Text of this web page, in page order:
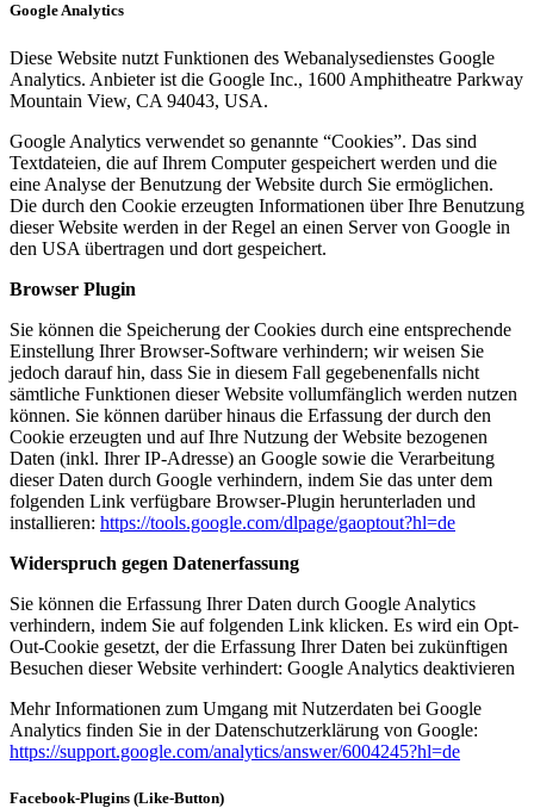
Google Analytics
Diese Website nutzt Funktionen des Webanalysedienstes Google
Analytics. Anbieter ist die Google Inc., 1600 Amphitheatre Parkway
Mountain View, CA 94043, USA.
Google Analytics verwendet so genannte “Cookies”. Das sind
Textdateien, die auf Ihrem Computer gespeichert werden und die
eine Analyse der Benutzung der Website durch Sie ermöglichen.
Die durch den Cookie erzeugten Informationen über Ihre Benutzung
dieser Website werden in der Regel an einen Server von Google in
den USA übertragen und dort gespeichert.
Browser Plugin
Sie können die Speicherung der Cookies durch eine entsprechende
Einstellung Ihrer Browser-Software verhindern; wir weisen Sie
jedoch darauf hin, dass Sie in diesem Fall gegebenenfalls nicht
sämtliche Funktionen dieser Website vollumfänglich werden nutzen
können. Sie können darüber hinaus die Erfassung der durch den
Cookie erzeugten und auf Ihre Nutzung der Website bezogenen
Daten (inkl. Ihrer IP-Adresse) an Google sowie die Verarbeitung
dieser Daten durch Google verhindern, indem Sie das unter dem
folgenden Link verfügbare Browser-Plugin herunterladen und
installieren: https://tools.google.com/dlpage/gaoptout?hl=de
Widerspruch gegen Datenerfassung
Sie können die Erfassung Ihrer Daten durch Google Analytics
verhindern, indem Sie auf folgenden Link klicken. Es wird ein Opt-
Out-Cookie gesetzt, der die Erfassung Ihrer Daten bei zukünftigen
Besuchen dieser Website verhindert: Google Analytics deaktivieren
Mehr Informationen zum Umgang mit Nutzerdaten bei Google
Analytics finden Sie in der Datenschutzerklärung von Google:
https://support.google.com/analytics/answer/6004245?hl=de
Facebook-Plugins (Like-Button)